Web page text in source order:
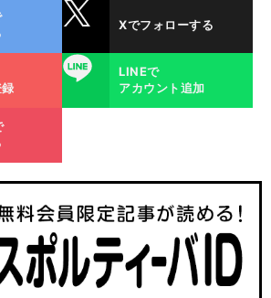
Xでフォローする
LINE
LINEで
アカウント追加